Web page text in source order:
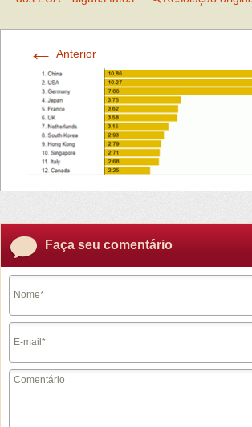
← Anterior
Faça seu comentário